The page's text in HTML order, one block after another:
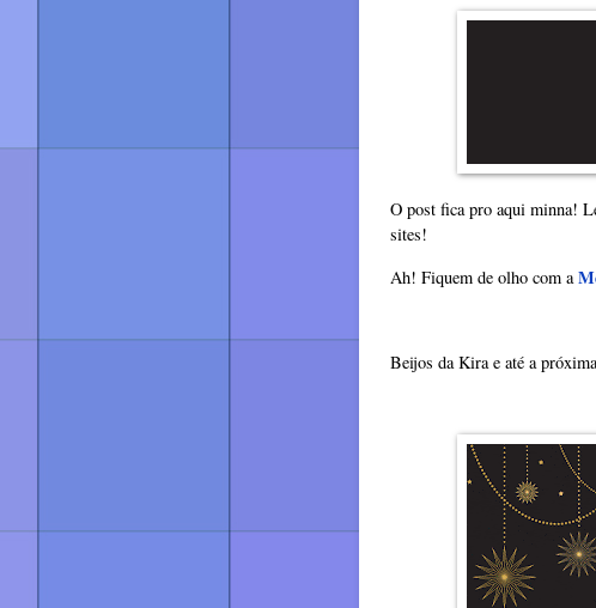
O post fica pro aqui minna!
sites!
Ah! Fiquem de olho com a
Beijos da Kira e até a